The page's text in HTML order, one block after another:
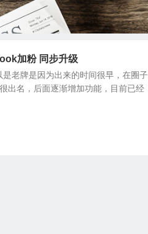
加粉 同步升级
老牌是因为出来的时间很早，在圈子
出名，后面逐渐增加功能，目前已经